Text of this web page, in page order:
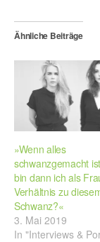
Ähnliche Beiträge
»Wenn alles
schwanzgemacht
bin dann ich als
Verhältnis zu
Schwanz?«
3. Mai 2019
In "Interviews &